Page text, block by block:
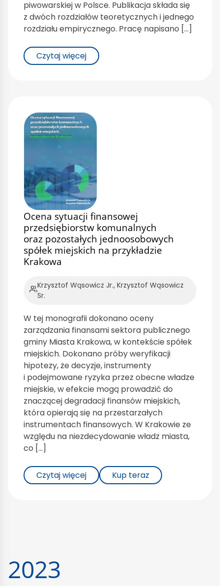
piwowarskiej w Polsce. Publikacja składa się
z dwóch rozdziałów teoretycznych i jednego
rozdziału empirycznego. Pracę napisano […]
Czytaj więcej
Ocena sytuacji finansowej
przedsiębiorstw komunalnych
oraz pozostałych jednoosobowych
spółek miejskich na przykładzie
Krakowa
Krzysztof Wąsowicz Jr., Krzysztof Wąsowicz
Sr.
W tej monografii dokonano oceny
zarządzania finansami sektora publicznego
gminy Miasta Krakowa, w kontekście spółek
miejskich. Dokonano próby weryfikacji
hipotezy, że decyzje, instrumenty
i podejmowane ryzyka przez obecne władze
miejskie, w efekcie mogą prowadzić do
znaczącej degradacji finansów miejskich,
która opierają się na przestarzałych
instrumentach finansowych. W Krakowie ze
względu na niezdecydowanie władz miasta,
co […]
Czytaj więcej Kup teraz
2023